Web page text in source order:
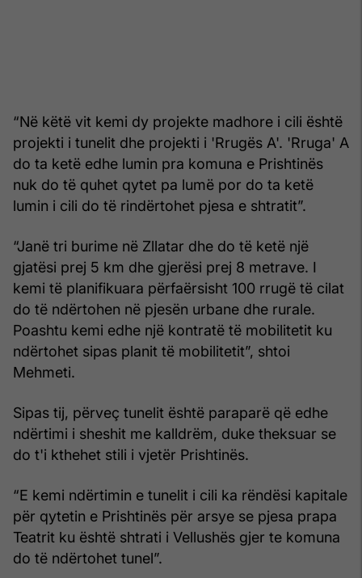
“Në këtë vit kemi dy projekte madhore i cili është
projekti i tunelit dhe projekti i 'Rrugës A'. 'Rruga' A
do ta ketë edhe lumin pra komuna e Prishtinës
nuk do të quhet qytet pa lumë por do ta ketë
lumin i cili do të rindërtohet pjesa e shtratit”.
“Janë tri burime në Zllatar dhe do të ketë një
gjatësi prej 5 km dhe gjerësi prej 8 metrave. I
kemi të planifikuara përfaërsisht 100 rrugë të cilat
do të ndërtohen në pjesën urbane dhe rurale.
Poashtu kemi edhe një kontratë të mobilitetit ku
ndërtohet sipas planit të mobilitetit”, shtoi
Mehmeti.
Sipas tij, përveç tunelit është paraparë që edhe
ndërtimi i sheshit me kalldrëm, duke theksuar se
do t'i kthehet stili i vjetër Prishtinës.
“E kemi ndërtimin e tunelit i cili ka rëndësi kapitale
për qytetin e Prishtinës për arsye se pjesa prapa
Teatrit ku është shtrati i Vellushës gjer te komuna
do të ndërtohet tunel”.